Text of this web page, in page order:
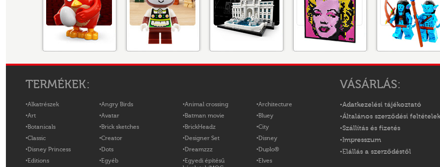
TERMÉKEK:
Alkatrészek
Art
Botanicals
Classic
Disney Princess
Editions
Angry Birds
Avatar
Brick sketches
Creator
Dots
Egyéb
Animal crossing
Batman movie
BrickHeadz
Designer Set
Dreamzzz
Egyedi építésű
Architecture
Bluey
City
Disney
Duplo®
Elves
VÁSÁRLÁS:
Adatkezelési tájékoztató
Általános szerződési feltételek
Szállítás és fizetés
Impresszum
Elállás a szerződéstől